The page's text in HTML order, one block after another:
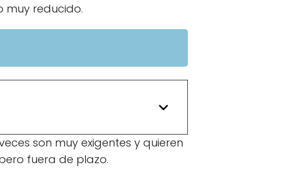
muy reducido.
son muy exigentes y quieren
fuera de plazo.